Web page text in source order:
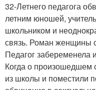
32-Летнего педагога
летним юношей,
школьником и
связь. Роман женщины
Педагог забеременела
Когда о произошедшем
из школы и поместили